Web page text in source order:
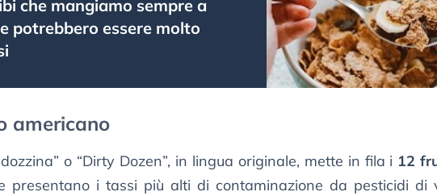
che mangiamo sempre a
potrebbero essere molto
americano
o “Dirty Dozen”, in lingua originale, mette in fila i 12
presentano i tassi più alti di contaminazione da pesticidi di